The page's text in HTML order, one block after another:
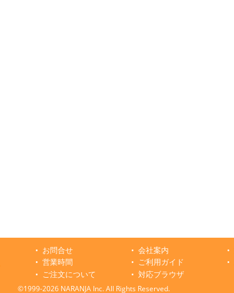
お問合せ 会社案内
営業時間
ご利用ガイド
ご注文について
対応ブラウザ
©1999-2026 NARANJA Inc. All Rights Reserved.